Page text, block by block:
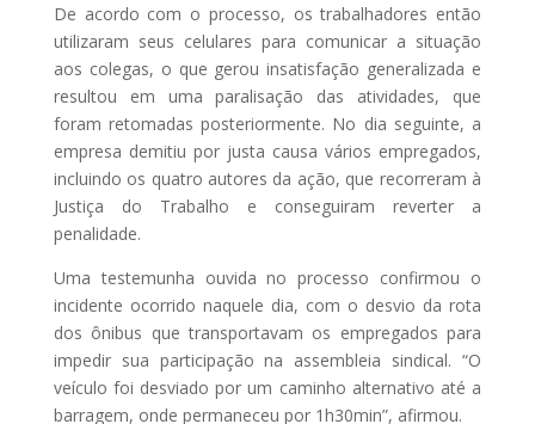
De acordo com o processo, os trabalhadores então
utilizaram seus celulares para comunicar a situação
aos colegas, o que gerou insatisfação generalizada e
resultou em uma paralisação das atividades, que
foram retomadas posteriormente. No dia seguinte, a
empresa demitiu por justa causa vários empregados,
incluindo os quatro autores da ação, que recorreram à
Justiça do Trabalho e conseguiram reverter a
penalidade.
Uma testemunha ouvida no processo confirmou o
incidente ocorrido naquele dia, com o desvio da rota
dos ônibus que transportavam os empregados para
impedir sua participação na assembleia sindical. “O
veículo foi desviado por um caminho alternativo até a
barragem, onde permaneceu por 1h30min”, afirmou.